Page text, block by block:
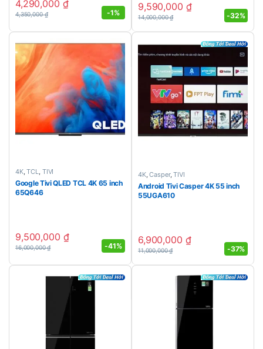
4,290,000 ₫
4,350,000₫ -1%
9,590,000 ₫
14,000,000₫ -32%
4K,TCL, TIVI
Google Tivi QLED TCL 4K 65 inch
65Q646
9,500,000 ₫
16,000,000₫ -41%
4K,Casper,TIVI
Android Tivi Casper 4K 55 inch
55UGA610
6,900,000 ₫
11,000,000₫ -37%